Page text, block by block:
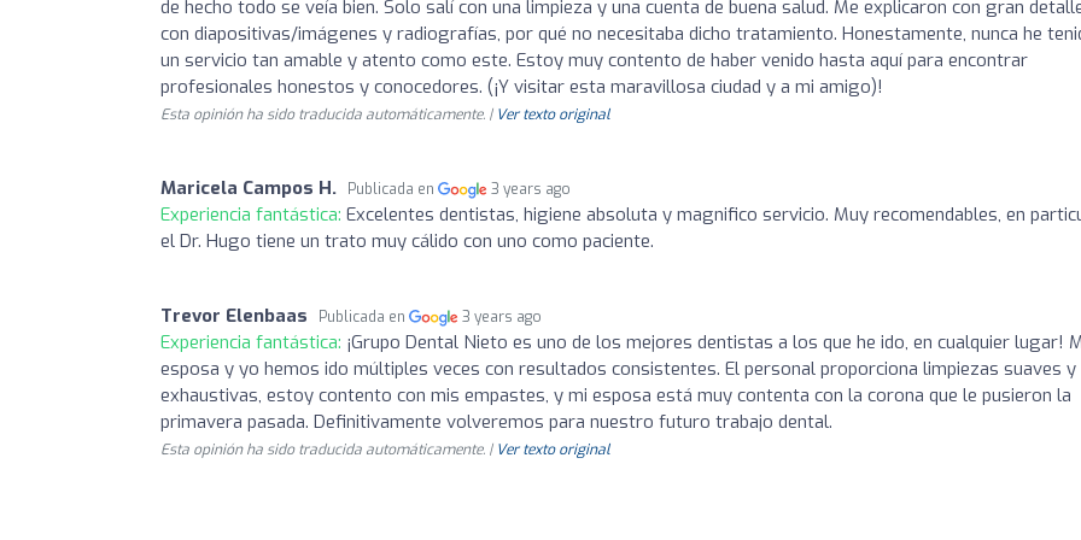
de hecho todo se veía bien. Solo salí con una limpieza y una cuenta de buena salud. Me explicaron con gran
con diapositivas/imágenes y radiografías, por qué no necesitaba dicho tratamiento. Honestamente, nunca he
un servicio tan amable y atento como este. Estoy muy contento de haber venido hasta aquí para encontrar
profesionales honestos y conocedores. (¡Y visitar esta maravillosa ciudad y a mi amigo)!
Esta opinión ha sido traducida automáticamente. | Ver texto original
Maricela Campos H. Publicada en 3 years ago
Experiencia fantástica: Excelentes dentistas, higiene absoluta y magnifico servicio. Muy recomendables, en
el Dr. Hugo tiene un trato muy cálido con uno como paciente.
Trevor Elenbaas Publicada en 3 years ago
Experiencia fantástica: ¡Grupo Dental Nieto es uno de los mejores dentistas a los que he ido, en cualquier lugar!
esposa y yo hemos ido múltiples veces con resultados consistentes. El personal proporciona limpiezas suaves y
exhaustivas, estoy contento con mis empastes, y mi esposa está muy contenta con la corona que le pusieron la
primavera pasada. Definitivamente volveremos para nuestro futuro trabajo dental.
Esta opinión ha sido traducida automáticamente. | Ver texto original